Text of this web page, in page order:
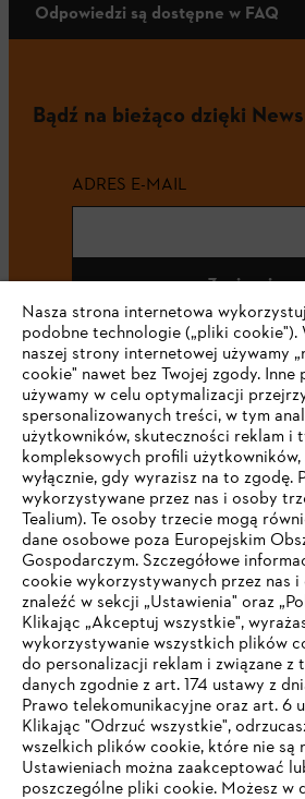
Odpowiedzi są dostępne w FAQ
Bądź na bieżąco dzięki
ADRES E-MAIL
Zapisz się
Firma
STIHL FAQ
Serwis
TWOJA
OBSŁUGIWANA
Nasza strona internetowa
podobne technologie („pliki cookie").
naszej strony internetowej używamy
cookie" nawet bez Twojej zgody.
używamy w celu optymalizacji
spersonalizowanych treści, w tym
użytkowników, skuteczności reklam i
kompleksowych profili użytkowników,
wyłącznie, gdy wyrazisz na to zgodę.
wykorzystywane przez nas i osoby
Tealium). Te osoby trzecie mogą
dane osobowe poza Europejskim
Gospodarczym. Szczegółowe
cookie wykorzystywanych przez nas
znaleźć w sekcji „Ustawienia" oraz
Klikając „Akceptuj wszystkie",
wykorzystywanie wszystkich plików
do personalizacji reklam i związane z
danych zgodnie z art. 174 ustawy z
Prawo telekomunikacyjne oraz art. 6
Klikając "Odrzuć wszystkie",
wszelkich plików cookie, które nie są
Ustawieniach można zaakceptować
poszczególne pliki cookie. Możesz w